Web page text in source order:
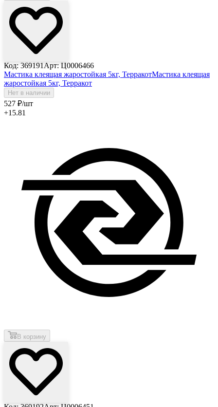
Код: 369191 Арт: Ц0006466
Мастика клеящая жаростойкая 5кг, ТерракотМастика клеящая
жаростойкая 5кг, Терракот
Нет в наличии
527 ₽/шт
+15.81
В корзину